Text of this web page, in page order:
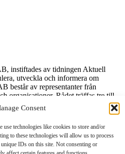
Consent
use technologies like cookies to store and/or
to these technologies will allow us to process
IDs on this site. Not consenting or
instiftades av tidningen Aktuell
utveckla och informera om
består av representanter från
organisationer. Rådet träffas tre till
aktuella säkerhetsfrågor.
först